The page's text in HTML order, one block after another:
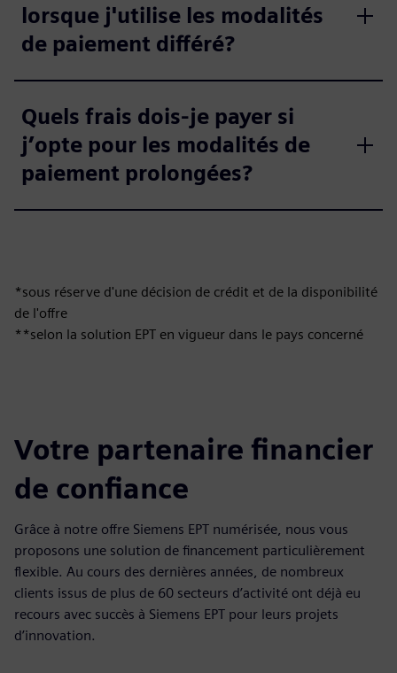
lorsque j'utilise les modalités
de paiement différé?
Quels frais dois-je payer si
j’opte pour les modalités de
paiement prolongées?
*sous réserve d'une décision de crédit et de la disponibilité
de l'offre
**selon la solution EPT en vigueur dans le pays concerné
Votre partenaire financier
de confiance
Grâce à notre offre Siemens EPT numérisée, nous vous
proposons une solution de financement particulièrement
flexible. Au cours des dernières années, de nombreux
clients issus de plus de 60 secteurs d’activité ont déjà eu
recours avec succès à Siemens EPT pour leurs projets
d’innovation.